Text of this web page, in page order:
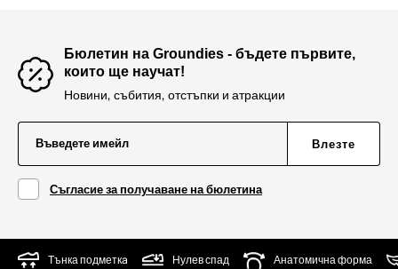
Бюлетин на Groundies - бъдете първите,
които ще научат!
Новини, събития, отстъпки и атракции
Въведете имейл Влезте
Съгласие за получаване на бюлетина
Тънка подметкa Нулев спад Анатомична форма